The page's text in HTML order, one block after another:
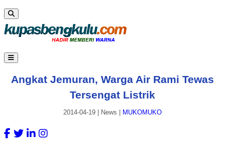
Angkat Jemuran, Warga Air Rami Tewas
Tersengat Listrik
2014-04-19 News MUKOMUKO